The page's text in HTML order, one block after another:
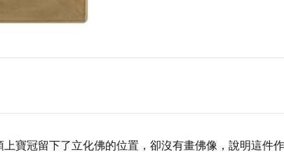
寶冠留下了立化佛的位置，卻沒有畫佛像，說明這件